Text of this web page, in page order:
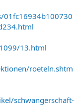
01fc16934b100730
13.html
roeteln.shtm
schwangerschaft-